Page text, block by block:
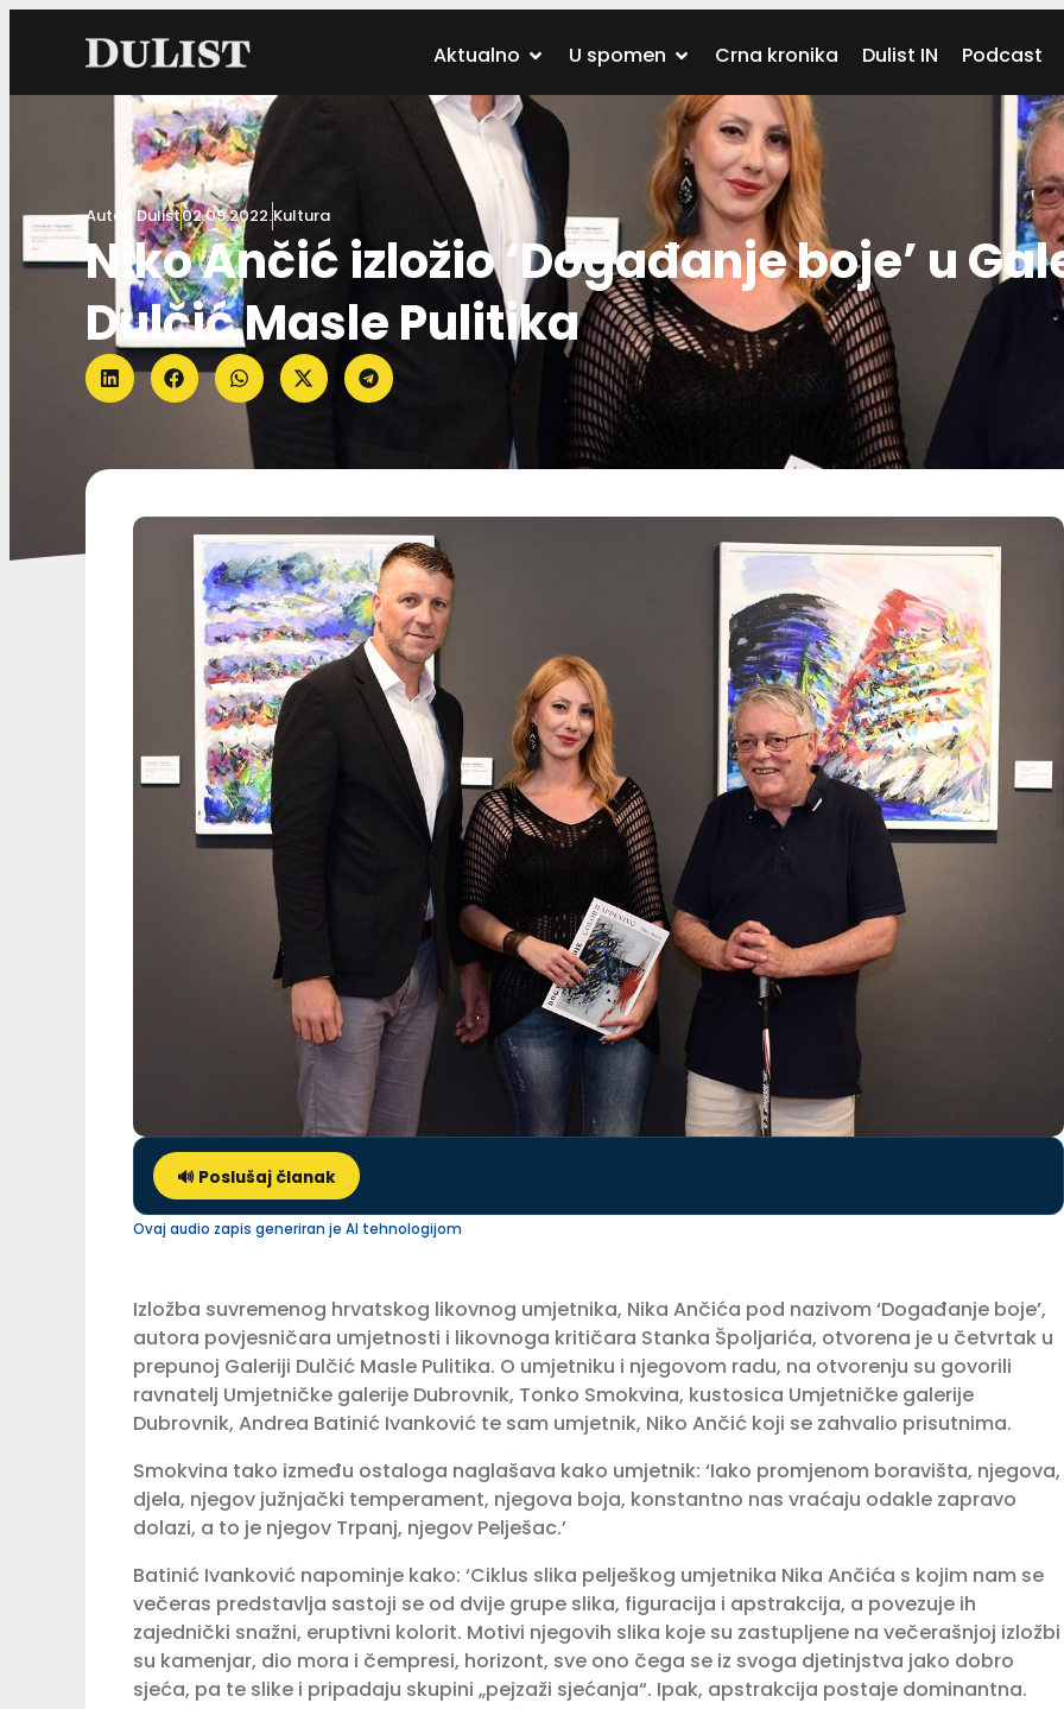
Aktualno U spomen Crna kronika Dulist IN Podcast
Autor: Dulist02.09.2022.Kultura
Niko Ančić izložio ‘Događanje boje’ u
Dulčić Masle Pulitika
🔊 Poslušaj članak
Ovaj audio zapis generiran je AI tehnologijom
Izložba suvremenog hrvatskog likovnog umjetnika, Nika Ančića pod nazivom ‘Događanje boje’,
autora povjesničara umjetnosti i likovnoga kritičara Stanka Špoljarića, otvorena je u četvrtak u
prepunoj Galeriji Dulčić Masle Pulitika. O umjetniku i njegovom radu, na otvorenju su govorili
ravnatelj Umjetničke galerije Dubrovnik, Tonko Smokvina, kustosica Umjetničke galerije
Dubrovnik, Andrea Batinić Ivanković te sam umjetnik, Niko Ančić koji se zahvalio prisutnima.
Smokvina tako između ostaloga naglašava kako umjetnik: ‘Iako promjenom boravišta, njegova,
djela, njegov južnjački temperament, njegova boja, konstantno nas vraćaju odakle zapravo
dolazi, a to je njegov Trpanj, njegov Pelješac.’
Batinić Ivanković napominje kako: ‘Ciklus slika pelješkog umjetnika Nika Ančića s kojim nam se
večeras predstavlja sastoji se od dvije grupe slika, figuracija i apstrakcija, a povezuje ih
zajednički snažni, eruptivni kolorit. Motivi njegovih slika koje su zastupljene na večerašnjoj izložbi
su kamenjar, dio mora i čempresi, horizont, sve ono čega se iz svoga djetinjstva jako dobro
sjeća, pa te slike i pripadaju skupini „pejzaži sjećanja“. Ipak, apstrakcija postaje dominantna.